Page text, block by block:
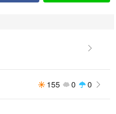
155 0 0